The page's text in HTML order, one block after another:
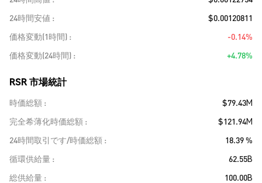
24時間安値
$0.00120811
価格変動(1時間)
-0.14%
価格変動(24時間)
+4.78%
RSR 市場統計
時価総額
$79.43M
完全希薄化時価総額
$121.94M
24時間取引です/時価総額
18.39 %
循環供給量
62.55B
総供給量
100.00B